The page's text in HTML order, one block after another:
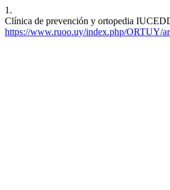
1.
Clínica de prevención y ortopedia
https://www.ruoo.uy/index.php/ORTUY/